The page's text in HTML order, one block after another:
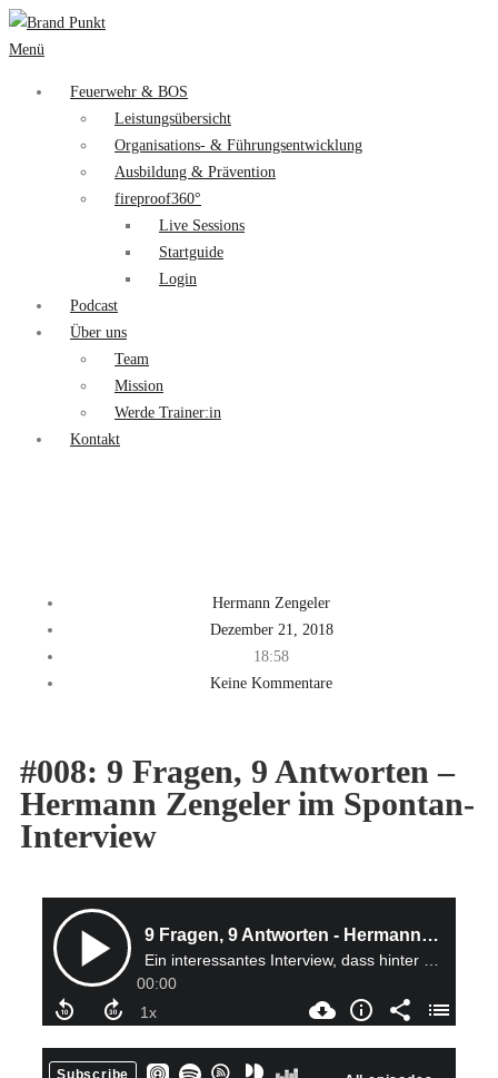
Menü
Feuerwehr & BOS
Leistungsübersicht
Organisations- & Führungsentwicklung
Ausbildung & Prävention
fireproof360°
Live Sessions
Startguide
Login
Podcast
Über uns
Team
Mission
Werde Trainer:in
Kontakt
Hermann Zengeler
Dezember 21, 2018
18:58
Keine Kommentare
#008: 9 Fragen, 9 Antworten –
Hermann Zengeler im Spontan-
Interview